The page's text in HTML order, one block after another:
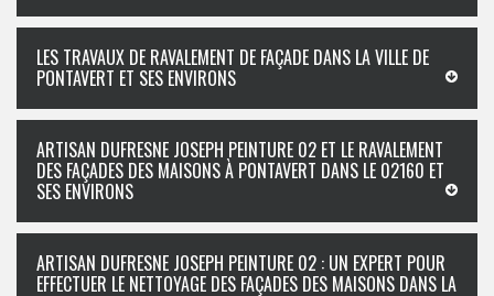
LES TRAVAUX DE RAVALEMENT DE FAÇADE DANS LA VILLE DE
PONTAVERT ET SES ENVIRONS
ARTISAN DUFRESNE JOSEPH PEINTURE 02 ET LE RAVALEMENT
DES FAÇADES DES MAISONS À PONTAVERT DANS LE 02160 ET
SES ENVIRONS
ARTISAN DUFRESNE JOSEPH PEINTURE 02 : UN EXPERT POUR
EFFECTUER LE NETTOYAGE DES FAÇADES DES MAISONS DANS LA